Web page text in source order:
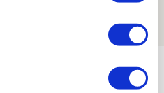
mee naar uitduel